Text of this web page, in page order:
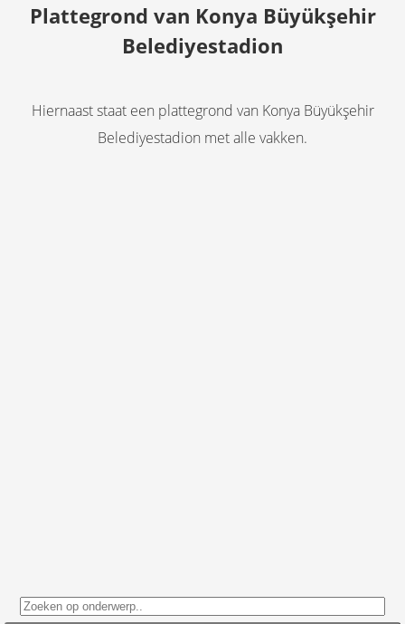
Plattegrond van Konya Büyükşehir
Belediyestadion
Hiernaast staat een plattegrond van Konya Büyükşehir
Belediyestadion met alle vakken.